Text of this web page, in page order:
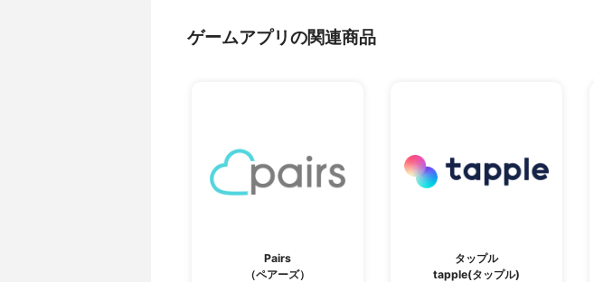
ゲームアプリの関連商品
Pairs
（ペアーズ）
タップル
tapple(タップル)